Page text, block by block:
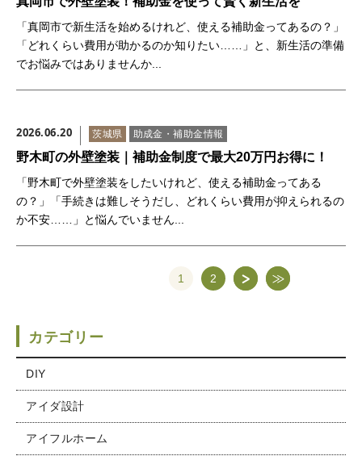
「真岡市で新生活を始めるけれど、使える補助金ってあるの？」
「どれくらい費用が助かるのか知りたい……」と、新生活の準備
でお悩みではありませんか...
2026.06.20 茨城県 助成金・補助金情報
野木町の外壁塗装｜補助金制度で最大20万円お得に！
「野木町で外壁塗装をしたいけれど、使える補助金ってある
の？」「手続きは難しそうだし、どれくらい費用が抑えられるの
か不安……」と悩んでいません...
1 2
カテゴリー
DIY
アイダ設計
アイフルホーム